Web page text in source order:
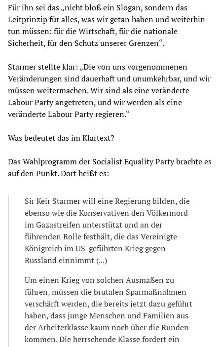
Für ihn sei das „nicht bloß ein Slogan, sondern das
Leitprinzip für alles, was wir getan haben und weiterhin
tun müssen: für die Wirtschaft, für die nationale
Sicherheit, für den Schutz unserer Grenzen“.
Starmer stellte klar: „Die von uns vorgenommenen
Veränderungen sind dauerhaft und unumkehrbar, und wir
müssen weitermachen. Wir sind als eine veränderte
Labour Party angetreten, und wir werden als eine
veränderte Labour Party regieren.“
Was bedeutet das im Klartext?
Das Wahlprogramm der Socialist Equality Party brachte es
auf den Punkt. Dort heißt es:
Sir Keir Starmer will eine Regierung bilden, die
ebenso wie die Konservativen den Völkermord
im Gazastreifen unterstützt und an der
führenden Rolle festhält, die das Vereinigte
Königreich im US-geführten Krieg gegen
Russland einnimmt (...)
Um einen Krieg von solchen Ausmaßen zu
führen, müssen die brutalen Sparmaßnahmen
verschärft werden, die bereits jetzt dazu geführt
haben, dass junge Menschen und Familien aus
der Arbeiterklasse kaum noch über die Runden
kommen. Die herrschende Klasse fordert ein